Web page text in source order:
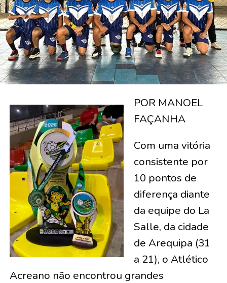
POR MANOEL
FAÇANHA
Com uma vitória
consistente por
10 pontos de
diferença diante
da equipe do La
Salle, da cidade
de Arequipa (31
a 21), o Atlético
Acreano não encontrou grandes